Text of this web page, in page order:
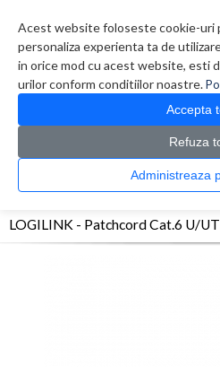
Acest website foloseste cookie-uri
personaliza experienta ta de
in orice mod cu acest website, esti
urilor conform conditiilor noastre.
Accepta
Refuza
CATALOG PRODUSE
> Cabluri >
LOGILINK - Patchcord Cat.6 U/